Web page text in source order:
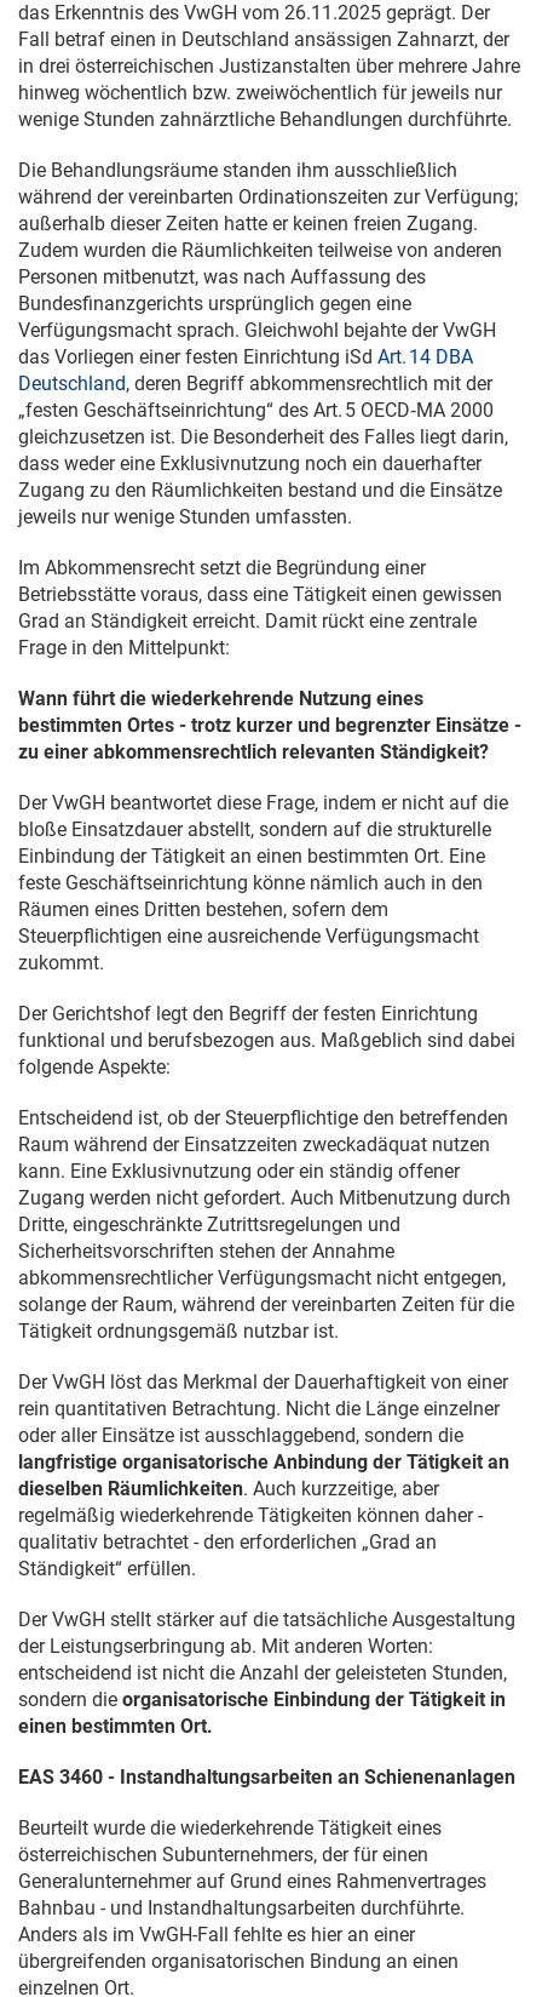
das Erkenntnis des VwGH vom 26.11.2025 geprägt. Der
Fall betraf einen in Deutschland ansässigen Zahnarzt, der
in drei österreichischen Justizanstalten über mehrere Jahre
hinweg wöchentlich bzw. zweiwöchentlich für jeweils nur
wenige Stunden zahnärztliche Behandlungen durchführte.
Die Behandlungsräume standen ihm ausschließlich
während der vereinbarten Ordinationszeiten zur Verfügung;
außerhalb dieser Zeiten hatte er keinen freien Zugang.
Zudem wurden die Räumlichkeiten teilweise von anderen
Personen mitbenutzt, was nach Auffassung des
Bundesfinanzgerichts ursprünglich gegen eine
Verfügungsmacht sprach. Gleichwohl bejahte der VwGH
das Vorliegen einer festen Einrichtung iSd Art. 14 DBA
Deutschland, deren Begriff abkommensrechtlich mit der
„festen Geschäftseinrichtung“ des Art. 5 OECD‑MA 2000
gleichzusetzen ist. Die Besonderheit des Falles liegt darin,
dass weder eine Exklusivnutzung noch ein dauerhafter
Zugang zu den Räumlichkeiten bestand und die Einsätze
jeweils nur wenige Stunden umfassten.
Im Abkommensrecht setzt die Begründung einer
Betriebsstätte voraus, dass eine Tätigkeit einen gewissen
Grad an Ständigkeit erreicht. Damit rückt eine zentrale
Frage in den Mittelpunkt:
Wann führt die wiederkehrende Nutzung eines
bestimmten Ortes - trotz kurzer und begrenzter Einsätze -
zu einer abkommensrechtlich relevanten Ständigkeit?
Der VwGH beantwortet diese Frage, indem er nicht auf die
bloße Einsatzdauer abstellt, sondern auf die strukturelle
Einbindung der Tätigkeit an einen bestimmten Ort. Eine
feste Geschäftseinrichtung könne nämlich auch in den
Räumen eines Dritten bestehen, sofern dem
Steuerpflichtigen eine ausreichende Verfügungsmacht
zukommt.
Der Gerichtshof legt den Begriff der festen Einrichtung
funktional und berufsbezogen aus. Maßgeblich sind dabei
folgende Aspekte:
Entscheidend ist, ob der Steuerpflichtige den betreffenden
Raum während der Einsatzzeiten zweckadäquat nutzen
kann. Eine Exklusivnutzung oder ein ständig offener
Zugang werden nicht gefordert. Auch Mitbenutzung durch
Dritte, eingeschränkte Zutrittsregelungen und
Sicherheitsvorschriften stehen der Annahme
abkommensrechtlicher Verfügungsmacht nicht entgegen,
solange der Raum, während der vereinbarten Zeiten für die
Tätigkeit ordnungsgemäß nutzbar ist.
Der VwGH löst das Merkmal der Dauerhaftigkeit von einer
rein quantitativen Betrachtung. Nicht die Länge einzelner
oder aller Einsätze ist ausschlaggebend, sondern die
langfristige organisatorische Anbindung der Tätigkeit an
dieselben Räumlichkeiten. Auch kurzzeitige, aber
regelmäßig wiederkehrende Tätigkeiten können daher -
qualitativ betrachtet - den erforderlichen „Grad an
Ständigkeit“ erfüllen.
Der VwGH stellt stärker auf die tatsächliche Ausgestaltung
der Leistungserbringung ab. Mit anderen Worten:
entscheidend ist nicht die Anzahl der geleisteten Stunden,
sondern die organisatorische Einbindung der Tätigkeit in
einen bestimmten Ort.
EAS 3460 - Instandhaltungsarbeiten an Schienenanlagen
Beurteilt wurde die wiederkehrende Tätigkeit eines
österreichischen Subunternehmers, der für einen
Generalunternehmer auf Grund eines Rahmenvertrages
Bahnbau - und Instandhaltungsarbeiten durchführte.
Anders als im VwGH-Fall fehlte es hier an einer
übergreifenden organisatorischen Bindung an einen
einzelnen Ort.